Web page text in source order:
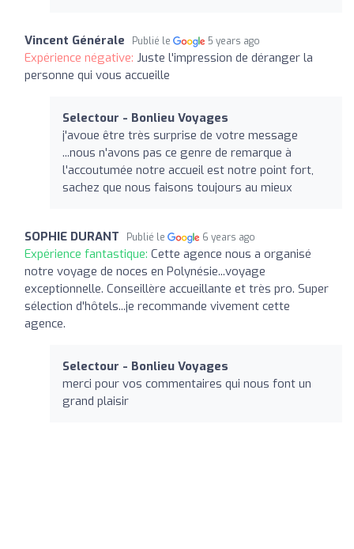
Vincent Générale Publié le 5 years ago
Expérience négative: Juste l'impression de déranger la
personne qui vous accueille
Selectour - Bonlieu Voyages
j'avoue être très surprise de votre message
...nous n'avons pas ce genre de remarque à
l'accoutumée notre accueil est notre point fort,
sachez que nous faisons toujours au mieux
SOPHIE DURANT Publié le 6 years ago
Expérience fantastique: Cette agence nous a organisé
notre voyage de noces en Polynésie...voyage
exceptionnelle. Conseillère accueillante et très pro. Super
sélection d'hôtels...je recommande vivement cette
agence.
Selectour - Bonlieu Voyages
merci pour vos commentaires qui nous font un
grand plaisir